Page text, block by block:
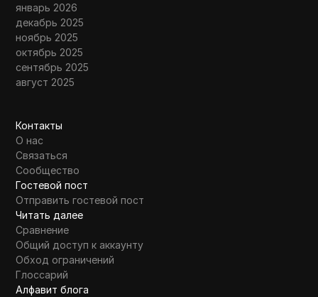
январь 2026
декабрь 2025
ноябрь 2025
октябрь 2025
сентябрь 2025
август 2025
Контакты
О нас
Связаться
Сообщество
Гостевой пост
Отправить гостевой пост
Читать далее
Сравнение
Общий доступ к аккаунту
Обход ограничений
Глоссарий
Алфавит блога